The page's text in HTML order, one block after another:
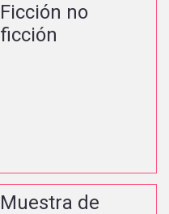
Ficción no
ficción
Muestra de